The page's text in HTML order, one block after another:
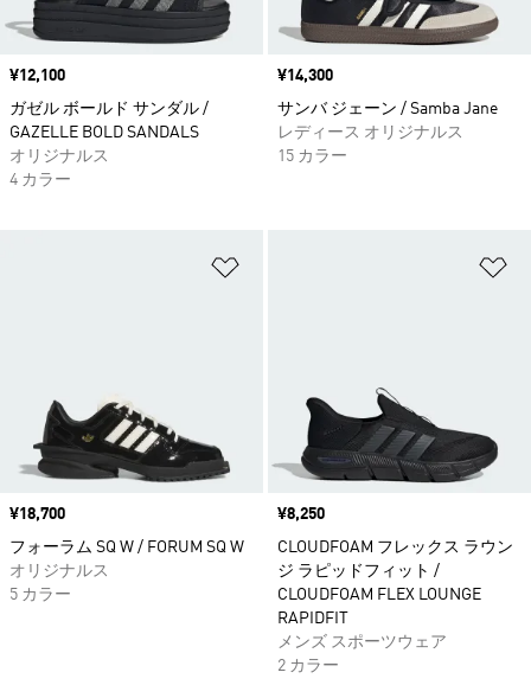
価格
¥12,100
ガゼル ボールド サンダル /
GAZELLE BOLD SANDALS
オリジナルス
4 カラー
価格
¥14,300
サンバ ジェーン / Samba Jane
レディース オリジナルス
15 カラー
価格
¥18,700
フォーラム SQ W / FORUM SQ W
オリジナルス
5 カラー
価格
¥8,250
CLOUDFOAM フレックス ラウン
ジ ラピッドフィット /
CLOUDFOAM FLEX LOUNGE
RAPIDFIT
メンズ スポーツウェア
2 カラー